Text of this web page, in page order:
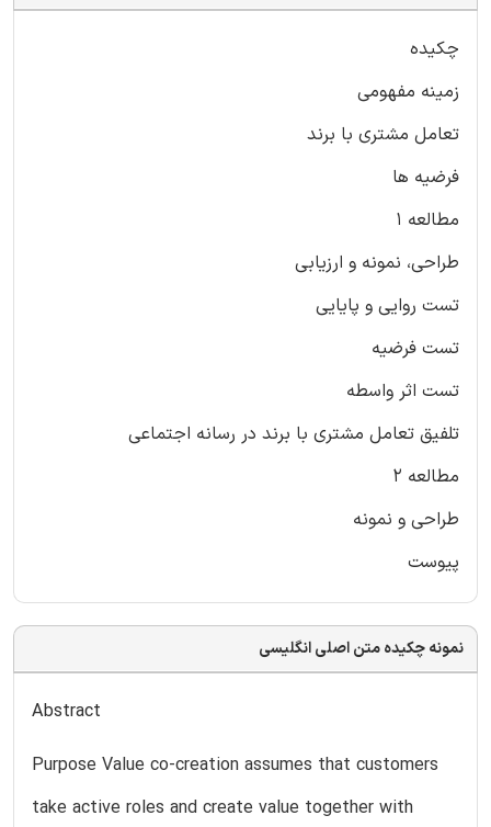
چکیده
زمینه مفهومی
تعامل مشتری با برند
فرضیه ها
مطالعه 1
طراحی، نمونه و ارزیابی
تست روایی و پایایی
تست فرضیه
تست اثر واسطه
تلفیق تعامل مشتری با برند در رسانه اجتماعی
مطالعه 2
طراحی و نمونه
پیوست
نمونه چکیده متن اصلی انگلیسی
Abstract
Purpose Value co-creation assumes that customers
take active roles and create value together with